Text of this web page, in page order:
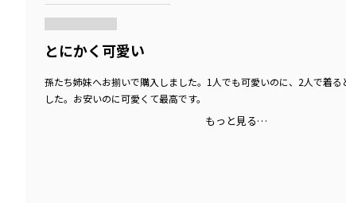
とにかく可愛い
孫たち姉妹へお揃いで購入しました。1人でも可愛いのに、2人で着る
した。お安いのに可愛くて最高です。
もっと見る…